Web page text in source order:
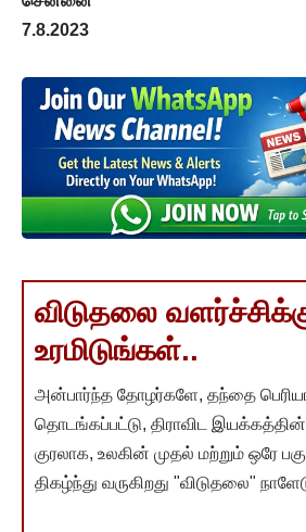
7.8.2023
விடுதலை
உரமிடுங்கள்..
அன்பார்ந்த தோழர்களே, தந்தை
தொடங்கப்பட்டு, திராவிட
குரலாக, உலகின் முதல் மற்றும் ஒரே
திகழ்ந்து வருகிறது "விடுதலை"